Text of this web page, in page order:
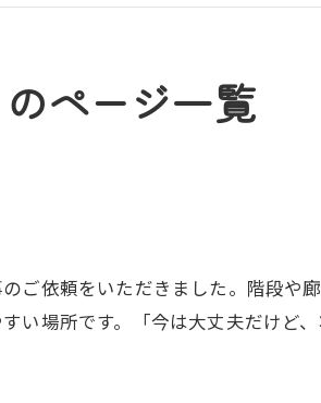
ページ一覧
ご依頼をいただきました。階段や
い場所です。「今は大丈夫だけど